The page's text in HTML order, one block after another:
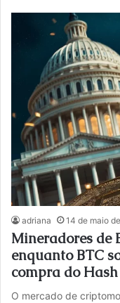
adriana 14 de maio
Mineradores de
enquanto BTC
compra do
O mercado de